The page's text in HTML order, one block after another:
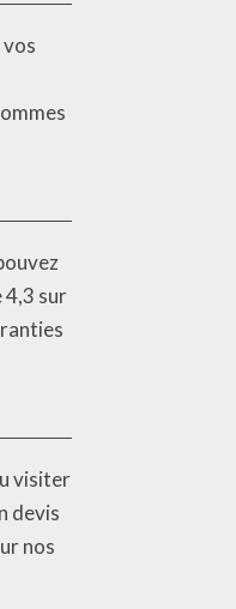
4,3 sur
visiter
devis
nos